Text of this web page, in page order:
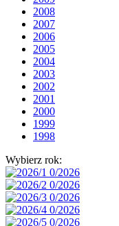
2008
2007
2006
2005
2004
2003
2002
2001
2000
1999
1998
Wybierz rok: